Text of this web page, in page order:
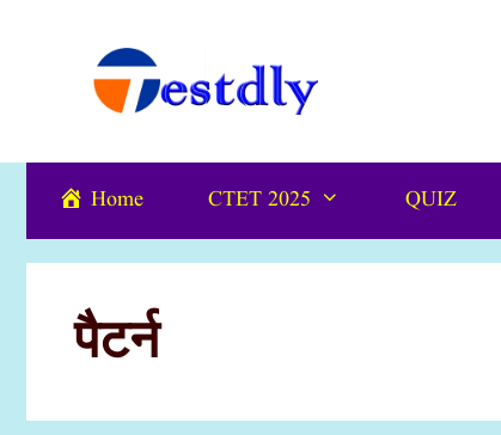
Home CTET 2025 QUIZ
पैटर्न